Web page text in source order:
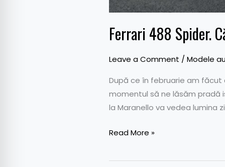
Ferrari 488 Spider.
Leave a Comment / Modele
După ce în februarie am făcut
momentul să ne lăsăm pradă
la Maranello va vedea lumina
Read More »